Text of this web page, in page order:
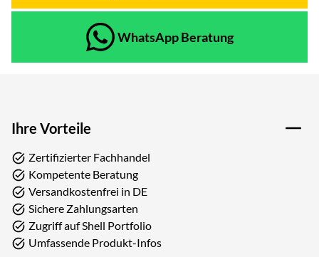
WhatsApp Beratung
Ihre Vorteile
Zertifizierter Fachhandel
Kompetente Beratung
Versandkostenfrei in DE
Sichere Zahlungsarten
Zugriff auf Shell Portfolio
Umfassende Produkt-Infos